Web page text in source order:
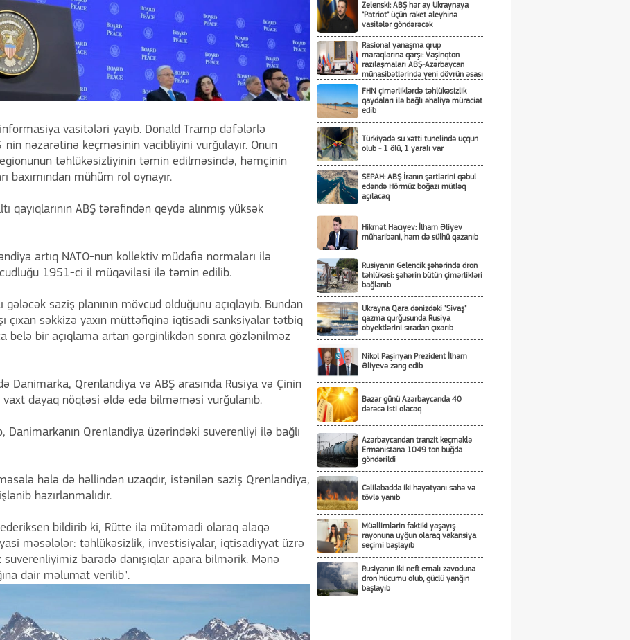
vasitələri yayıb. Donald Tramp dəfələrlə
nin nəzarətinə keçməsinin vacibliyini vurğulayır. Onun
təhlükəsizliyinin təmin edilməsində, həmçinin
baxımından mühüm rol oynayır.
qayıqlarının ABŞ tərəfindən qeydə alınmış yüksək
artıq NATO-nun kollektiv müdafiə normaları ilə
1951-ci il müqaviləsi ilə təmin edilib.
saziş planının mövcud olduğunu açıqlayıb. Bundan
çıxan səkkizə yaxın müttəfiqinə iqtisadi sanksiyalar tətbiq
belə bir açıqlama artan gərginlikdən sonra gözlənilməz
Danimarka, Qrenlandiya və ABŞ arasında Rusiya və Çinin
dayaq nöqtəsi əldə edə bilməməsi vurğulanıb.
Qrenlandiya üzərindəki suverenliyi ilə bağlı
hələ də həllindən uzaqdır, istənilən saziş Qrenlandiya,
hazırlanmalıdır.
bildirib ki, Rütte ilə mütəmadi olaraq əlaqə
məsələlər: təhlükəsizlik, investisiyalar, iqtisadiyyat üzrə
suverenliyimiz barədə danışıqlar apara bilmərik. Mənə
dair məlumat verilib".
Zelenski: ABŞ hər ay Ukraynaya
"Patriot" üçün raket əleyhinə
vasitələr göndərəcək
Rasional yanaşma qrup
maraqlarına qarşı: Vaşinqton
razılaşmaları ABŞ-Azərbaycan
münasibətlərində yeni dövrün əsası
FHN çimərliklərdə təhlükəsizlik
qaydaları ilə bağlı əhaliyə müraciət
edib
Türkiyədə su xətti tunelində uçqun
olub - 1 ölü, 1 yaralı var
SEPAH: ABŞ İranın şərtlərini qəbul
edəndə Hörmüz boğazı mütləq
açılacaq
Hikmət Hacıyev: İlham Əliyev
müharibəni, həm də sülhü qazanıb
Rusiyanın Gelencik şəhərində dron
təhlükəsi: şəhərin bütün çimərlikləri
bağlanıb
Ukrayna Qara dənizdəki "Sivaş"
qazma qurğusunda Rusiya
obyektlərini sıradan çıxarıb
Nikol Paşinyan Prezident İlham
Əliyevə zəng edib
Bazar günü Azərbaycanda 40
dərəcə isti olacaq
Azərbaycandan tranzit keçməklə
Ermənistana 1049 ton buğda
göndərildi
Cəlilabadda iki həyətyanı sahə və
tövlə yanıb
Müəllimlərin faktiki yaşayış
rayonuna uyğun olaraq vakansiya
seçimi başlayıb
Rusiyanın iki neft emalı zavoduna
dron hücumu olub, güclü yanğın
başlayıb